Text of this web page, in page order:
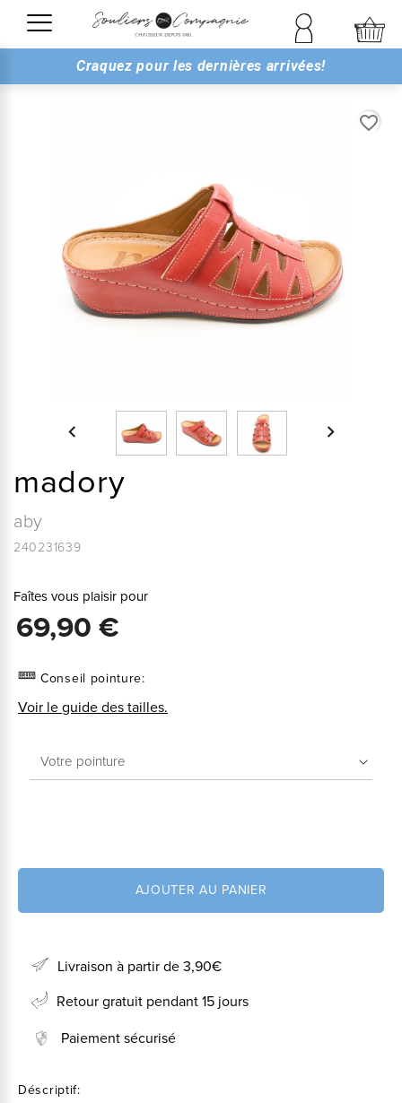
Craquez pour les dernières arrivées!
favorite_border
 
madory
aby
240231639
Faîtes vous plaisir pour
69,90 €
Conseil pointure:
Voir le guide des tailles.
AJOUTER AU PANIER
Livraison à partir de 3,90€
Retour gratuit pendant 15 jours
Paiement sécurisé
Déscriptif: